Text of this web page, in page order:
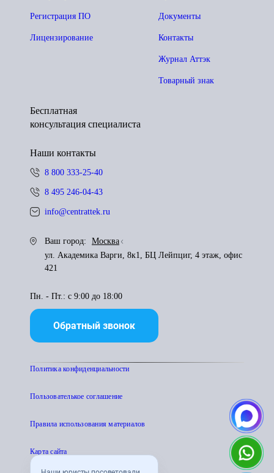
Документы
Контакты
Журнал Аттэк
Товарный знак
Регистрация ПО
Лицензирование
Бесплатная
консультация специалиста
Наши контакты
8 800 333-25-40
8 495 246-04-43
info@centrattek.ru
Ваш город:
Москва
ул. Академика Варги, 8к1, БЦ Лейпциг, 4 этаж, офис
421
Пн. - Пт.: с 9:00 до 18:00
Обратный звонок
Политика конфиденциальности
Пользователькое соглашение
Правила использования материалов
Карта сайта